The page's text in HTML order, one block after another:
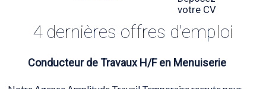
votre CV
4 dernières offres d'emploi
Conducteur de Travaux H/F en Menuiserie